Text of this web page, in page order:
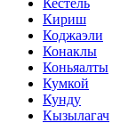
Кириш
Коджаэли
Конаклы
Коньяалты
Кумкой
Кунду
Кызылагач